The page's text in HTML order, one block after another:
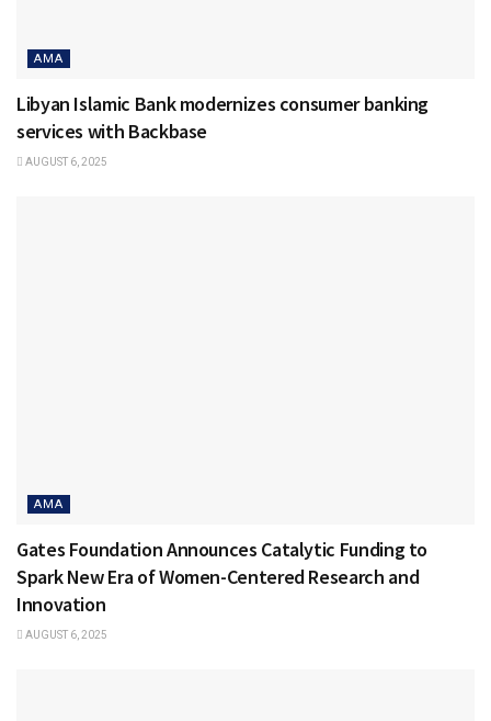
AMA
Libyan Islamic Bank modernizes consumer banking
services with Backbase
AUGUST 6, 2025
AMA
Gates Foundation Announces Catalytic Funding to
Spark New Era of Women-Centered Research and
Innovation
AUGUST 6, 2025